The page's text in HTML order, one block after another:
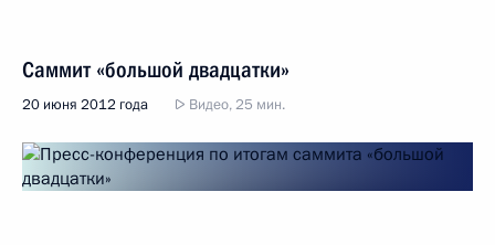
Саммит «большой двадцатки»
20 июня 2012 года Видео, 25 мин.